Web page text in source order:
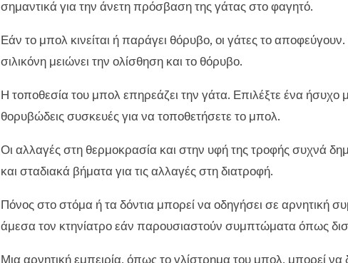
σημαντικά για την άνετη πρόσβαση της γάτας στο φαγητό.
Εάν το μπολ κινείται ή παράγει θόρυβο, οι γάτες το
σιλικόνη μειώνει την ολίσθηση και το θόρυβο.
Η τοποθεσία του μπολ επηρεάζει την γάτα. Επιλέξτε ένα
θορυβώδεις συσκευές για να τοποθετήσετε το μπολ.
Οι αλλαγές στη θερμοκρασία και στην υφή της τροφής συχνά
και σταδιακά βήματα για τις αλλαγές στη διατροφή.
Πόνος στο στόμα ή τα δόντια μπορεί να οδηγήσει σε αρνητική
άμεσα τον κτηνίατρο εάν παρουσιαστούν συμπτώματα όπως
Μια αρνητική εμπειρία, όπως το γλίστρημα του μπολ, μπορεί